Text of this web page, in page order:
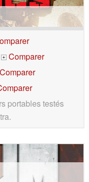
+
Comparer
Comparer
portables testés